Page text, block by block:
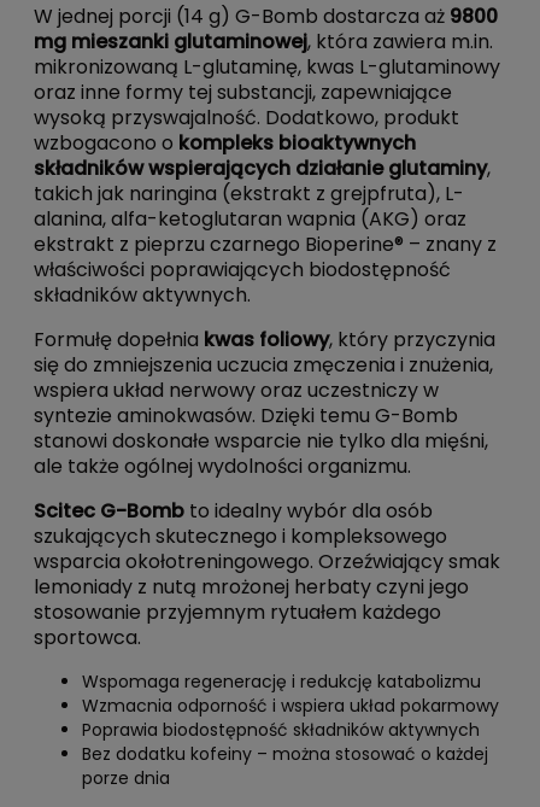
W jednej porcji (14 g) G-Bomb dostarcza aż 9800
mg mieszanki glutaminowej, która zawiera m.in.
mikronizowaną L-glutaminę, kwas L-glutaminowy
oraz inne formy tej substancji, zapewniające
wysoką przyswajalność. Dodatkowo, produkt
wzbogacono o kompleks bioaktywnych
składników wspierających działanie glutaminy,
takich jak naringina (ekstrakt z grejpfruta), L-
alanina, alfa-ketoglutaran wapnia (AKG) oraz
ekstrakt z pieprzu czarnego Bioperine® – znany z
właściwości poprawiających biodostępność
składników aktywnych.
Formułę dopełnia kwas foliowy, który przyczynia
się do zmniejszenia uczucia zmęczenia i znużenia,
wspiera układ nerwowy oraz uczestniczy w
syntezie aminokwasów. Dzięki temu G-Bomb
stanowi doskonałe wsparcie nie tylko dla mięśni,
ale także ogólnej wydolności organizmu.
Scitec G-Bomb to idealny wybór dla osób
szukających skutecznego i kompleksowego
wsparcia okołotreningowego. Orzeźwiający smak
lemoniady z nutą mrożonej herbaty czyni jego
stosowanie przyjemnym rytuałem każdego
sportowca.
Wspomaga regenerację i redukcję katabolizmu
Wzmacnia odporność i wspiera układ pokarmowy
Poprawia biodostępność składników aktywnych
Bez dodatku kofeiny – można stosować o każdej
porze dnia